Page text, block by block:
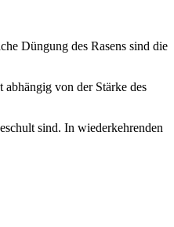
Düngung des Rasens sind die
abhängig von der Stärke des
sind. In wiederkehrenden